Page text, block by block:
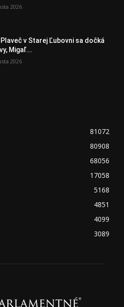
2026
v Starej Ľubovni sa dočká
Migaľ...
2026
81072
80908
68056
17058
5168
4851
4099
3089